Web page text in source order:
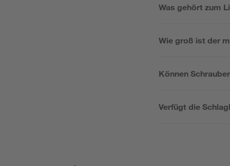
Was gehört zum
Wie groß ist der
Können
Verfügt die